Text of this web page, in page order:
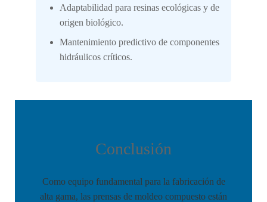
Adaptabilidad para resinas ecológicas y de
origen biológico.
Mantenimiento predictivo de componentes
hidráulicos críticos.
Conclusión
Como equipo fundamental para la fabricación de
alta gama, las prensas de moldeo compuesto están